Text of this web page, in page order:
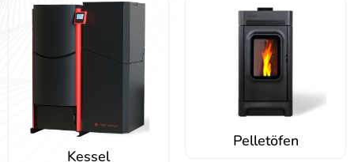
Kessel
Pelletöfen